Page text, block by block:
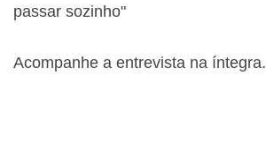
passar sozinho"
Acompanhe a entrevista na íntegra.